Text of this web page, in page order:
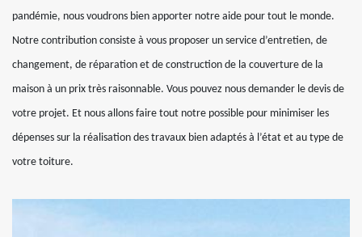
pandémie, nous voudrons bien apporter notre aide pour tout le monde.
Notre contribution consiste à vous proposer un service d’entretien, de
changement, de réparation et de construction de la couverture de la
maison à un prix très raisonnable. Vous pouvez nous demander le devis de
votre projet. Et nous allons faire tout notre possible pour minimiser les
dépenses sur la réalisation des travaux bien adaptés à l’état et au type de
votre toiture.